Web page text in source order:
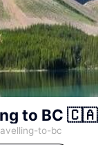
to BC 🇨🇦
to-bc